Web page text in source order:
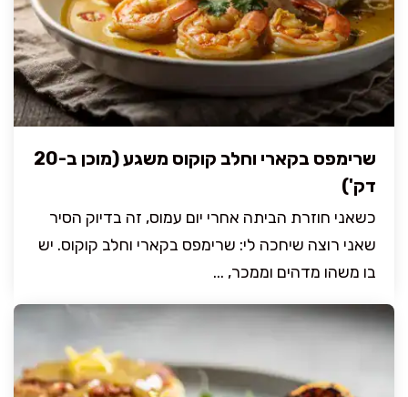
שרימפס בקארי וחלב קוקוס משגע (מוכן ב-20
דק')
כשאני חוזרת הביתה אחרי יום עמוס, זה בדיוק הסיר
שאני רוצה שיחכה לי: שרימפס בקארי וחלב קוקוס. יש
בו משהו מדהים וממכר, ...